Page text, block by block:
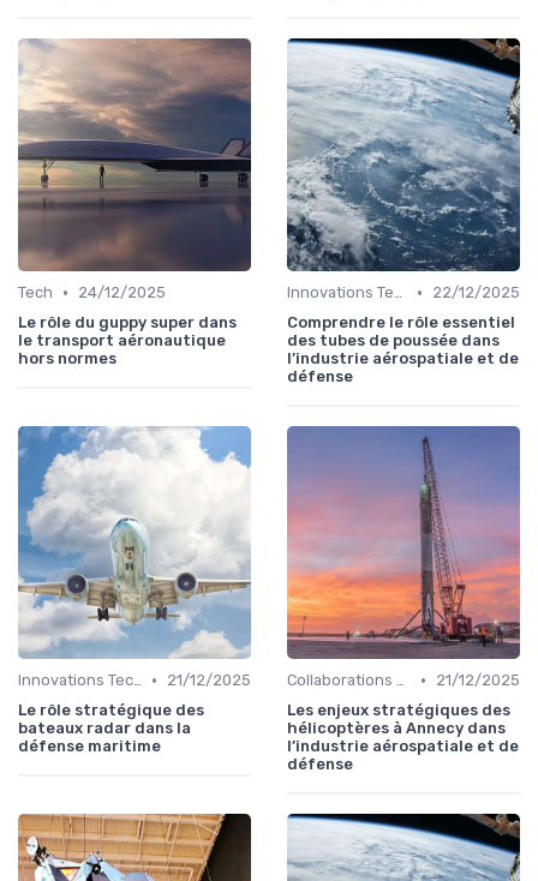
Tech •
24/12/2025
Le rôle du guppy super dans
le transport aéronautique
hors normes
Innovations Technologiques •
22/12/2025
Comprendre le rôle essentiel
des tubes de poussée dans
l’industrie aérospatiale et de
défense
Innovations Technologiques •
21/12/2025
Le rôle stratégique des
bateaux radar dans la
défense maritime
Collaborations Stratégiques •
21/12/2025
Les enjeux stratégiques des
hélicoptères à Annecy dans
l’industrie aérospatiale et de
défense